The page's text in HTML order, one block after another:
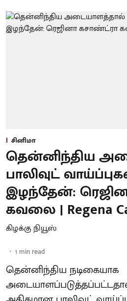
சினிமா
தென்னிந்திய
பாலிவுட்
இழந்தேன்:
கவலை | Regena
கிழக்கு நியூஸ்
1 min read
தென்னிந்திய நடிகையாக